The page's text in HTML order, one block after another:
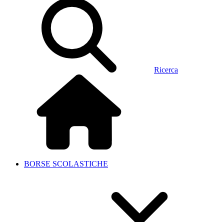
Ricerca
BORSE SCOLASTICHE